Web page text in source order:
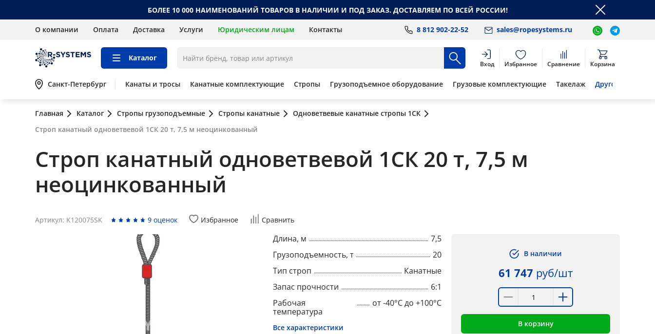
БОЛЕЕ 10 000 НАИМЕНОВАНИЙ ТОВАРОВ В НАЛИЧИИ И ПОД ЗАКАЗ. ДОСТАВЛЯЕМ ПО ВСЕЙ РОССИИ!
О компании Оплата Доставка Услуги Юридическим лицам Контакты 8 812 902-22-52 sales@ropesystems.ru
Каталог
Вход Избранное Сравнение Корзина
Санкт-Петербург Канаты и тросы Канатные комплектующие Стропы Грузоподъемное оборудование Грузовые комплектующие Такелаж Другое
Главная Каталог Стропы грузоподъемные Стропы канатные
Одноветвевые канатные стропы 1СК
Строп канатный одноветвевой 1СК 20 т, 7,5 м неоцинкованный
Строп канатный одноветвевой 1СК 20 т, 7,5 м
неоцинкованный
Артикул: K120075SK 9 оценок Избранное Сравнить
Длина, м
7,5
Грузоподъемность, т
20
Тип строп
Канатные
Запас прочности
6:1
Рабочая
температура
от -40°C до +100°C
Все характеристики
В наличии
61 747 руб/шт
В корзину